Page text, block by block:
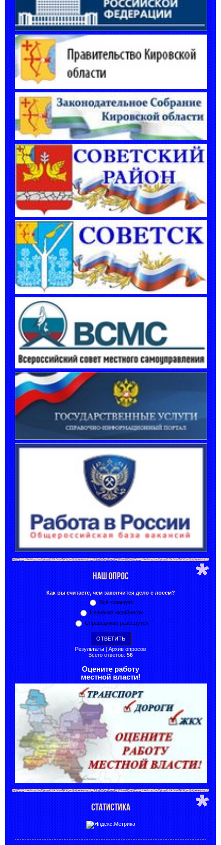
НАШ ОПРОС
Как вы считаете, чем закончится дело с лосем?
Всё «замнут»
Назначат «крайнего»
Справедливо разберутся
Результаты | Архив опросов
Всего ответов: 56
Оцените работу
местной власти!
СТАТИСТИКА